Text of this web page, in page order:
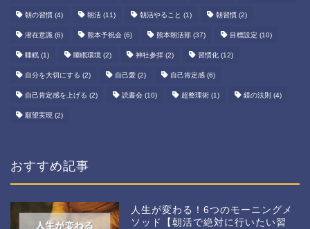
朝の習慣 (4) 朝活 (11) 朝活やること (1) 朝習慣 (2)
潜在意識 (6) 熊本予祝会 (6) 熊本朝活部 (37) 目標設定 (10)
睡眠 (1) 睡眠環境 (2) 神社参拝 (2) 習慣化 (12)
自分を大切にする (2) 自己愛 (2) 自己肯定感 (6)
自己肯定感を上げる (2) 読書会 (10) 超整理術 (1) 鏡の法則 (4)
願望実現 (2)
おすすめ記事
人生が変わる！6つのモーニングメ
ソッド【朝活で絶対に行いたい習